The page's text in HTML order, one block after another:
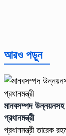
আরও পড়ুন
মানবসম্পদ উন্নয়নসহ
প্রধানমন্ত্রী
প্রধানমন্ত্রী তারেক